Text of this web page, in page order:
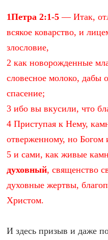
1Петра 2:1-5 — Итак,
всякое коварство, и
злословие,
2 как новорожденные
словесное молоко, дабы
спасение;
3 ибо вы вкусили, что
4 Приступая к Нему,
отверженному, но Богом
5 и сами, как живые
духовный, священство
духовные жертвы,
Христом.
И здесь призыв и даже